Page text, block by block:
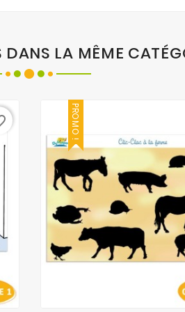
DANS LA MÊME
PROMO !